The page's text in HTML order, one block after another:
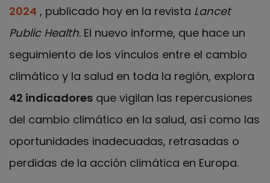
2024 , publicado hoy en la revista Lancet
Public Health. El nuevo informe, que hace un
seguimiento de los vínculos entre el cambio
climático y la salud en toda la región, explora
42 indicadores que vigilan las repercusiones
del cambio climático en la salud, así como las
oportunidades inadecuadas, retrasadas o
perdidas de la acción climática en Europa.